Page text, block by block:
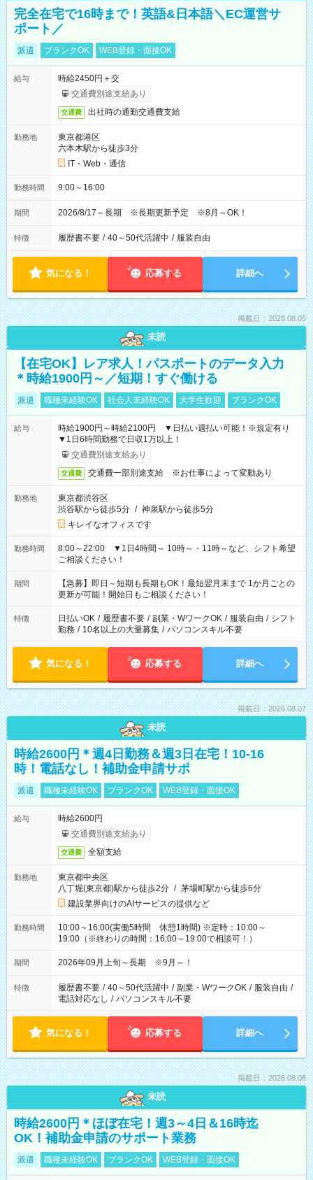
完全在宅で16時まで！英語&日本語＼EC運営サ
ポート／
派遣 ブランクOK WEB登録・面接OK
給与
時給2450円＋交
交通費別途支給あり
交通費 出社時の通勤交通費支給
勤務地
東京都港区
六本木駅から徒歩3分
IT・Web・通信
勤務時間 9:00～16:00
期間 2026/8/17～長期 ※長期更新予定 ※8月～OK！
特徴 履歴書不要 / 40～50代活躍中 / 服装自由
気になる！ 応募する 詳細へ
掲載日：2026.08.05
未読
【在宅OK】レア求人！パスポートのデータ入力
＊時給1900円～／短期！すぐ働ける
派遣 職種未経験OK 社会人未経験OK 大学生歓迎 ブランクOK
給与
時給1900円～時給2100円 ▼日払い週払い可能！※規定有り
▼1日6時間勤務で日収1万以上！
交通費別途支給あり
交通費 交通費一部別途支給 ※お仕事によって変動あり
勤務地
東京都渋谷区
渋谷駅から徒歩5分 / 神泉駅から徒歩5分
キレイなオフィスです
勤務時間
8:00～22:00 ▼1日4時間～ 10時～・11時～など、シフト希望
ご相談ください！
期間
【急募】即日～短期も長期もOK！最短翌月末まで 1か月ごとの
更新が可能！開始日もご相談ください！
特徴 日払いOK / 履歴書不要 / 副業・WワークOK / 服装自由 / シフト
勤務 / 10名以上の大量募集 / パソコンスキル不要
気になる！ 応募する 詳細へ
掲載日：2026.08.07
未読
時給2600円＊週4日勤務＆週3日在宅！10-16
時！電話なし！補助金申請サポ
派遣 職種未経験OK ブランクOK WEB登録・面接OK
給与
時給2600円
交通費別途支給あり
交通費 全額支給
勤務地
東京都中央区
八丁堀(東京都)駅から徒歩2分 / 茅場町駅から徒歩6分
建設業界向けのAIサービスの提供など
勤務時間
10:00～16:00(実働5時間 休憩1時間) ※定時：10:00～
19:00（※終わりの時間：16:00～19:00で相談可！）
期間 2026年09月上旬～長期 ※9月～！
特徴 履歴書不要 / 40～50代活躍中 / 副業・WワークOK / 服装自由 /
電話対応なし / パソコンスキル不要
気になる！ 応募する 詳細へ
掲載日：2026.08.08
未読
時給2600円＊ほぼ在宅！週3～4日＆16時迄
OK！補助金申請のサポート業務
派遣 職種未経験OK ブランクOK WEB登録・面接OK